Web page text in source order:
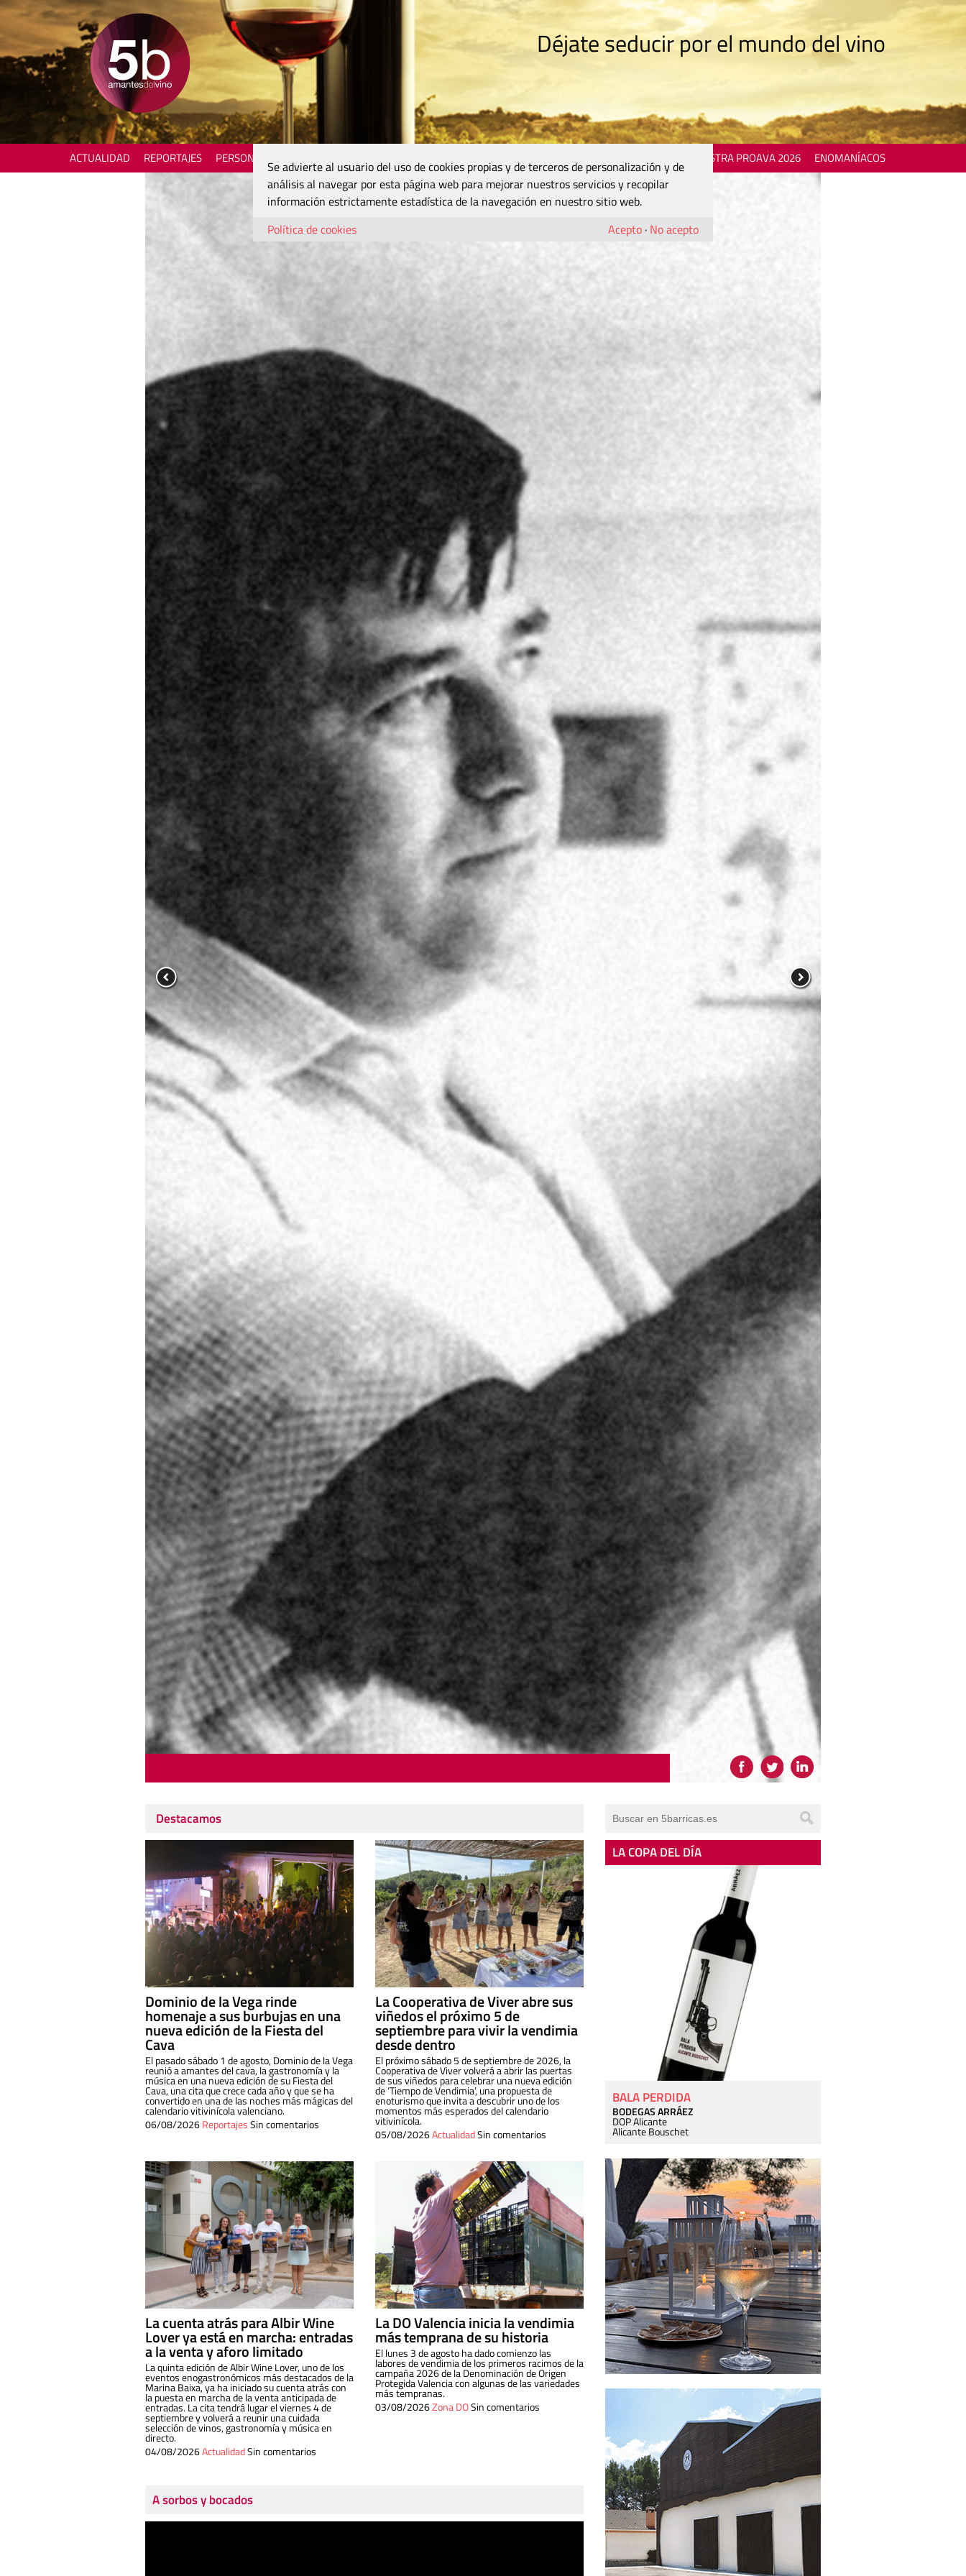
Déjate seducir por el mundo del vino
ACTUALIDAD REPORTAJES PERSONAJES MOSTRA PROAVA 2026 ENOMANÍACOS
Destacamos
Dominio de la Vega rinde
homenaje a sus burbujas en una
nueva edición de la Fiesta del
Cava
El pasado sábado 1 de agosto, Dominio de la Vega
reunió a amantes del cava, la gastronomía y la
música en una nueva edición de su Fiesta del
Cava, una cita que crece cada año y que se ha
convertido en una de las noches más mágicas del
calendario vitivinícola valenciano.
06/08/2026ReportajesSin comentarios
La Cooperativa de Viver abre sus
viñedos el próximo 5 de
septiembre para vivir la vendimia
desde dentro
El próximo sábado 5 de septiembre de 2026, la
Cooperativa de Viver volverá a abrir las puertas
de sus viñedos para celebrar una nueva edición
de ‘Tiempo de Vendimia’, una propuesta de
enoturismo que invita a descubrir uno de los
momentos más esperados del calendario
vitivinícola.
05/08/2026ActualidadSin comentarios
La cuenta atrás para Albir Wine
Lover ya está en marcha: entradas
a la venta y aforo limitado
La quinta edición de Albir Wine Lover, uno de los
eventos enogastronómicos más destacados de la
Marina Baixa, ya ha iniciado su cuenta atrás con
la puesta en marcha de la venta anticipada de
entradas. La cita tendrá lugar el viernes 4 de
septiembre y volverá a reunir una cuidada
selección de vinos, gastronomía y música en
directo.
04/08/2026ActualidadSin comentarios
La DO Valencia inicia la vendimia
más temprana de su historia
El lunes 3 de agosto ha dado comienzo las
labores de vendimia de los primeros racimos de la
campaña 2026 de la Denominación de Origen
Protegida Valencia con algunas de las variedades
más tempranas.
03/08/2026Zona DOSin comentarios
A sorbos y bocados
LA COPA DEL DÍA
BALA PERDIDA
BODEGAS ARRÁEZ
DOP Alicante
Alicante Bouschet
Se advierte al usuario del uso de cookies propias y de terceros de personalización y de
análisis al navegar por esta página web para mejorar nuestros servicios y recopilar
información estrictamente estadística de la navegación en nuestro sitio web.
Política de cookies
Acepto · No acepto